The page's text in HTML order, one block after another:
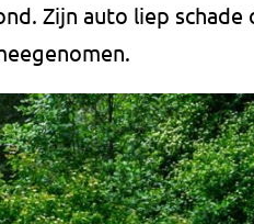
Zijn auto liep schade